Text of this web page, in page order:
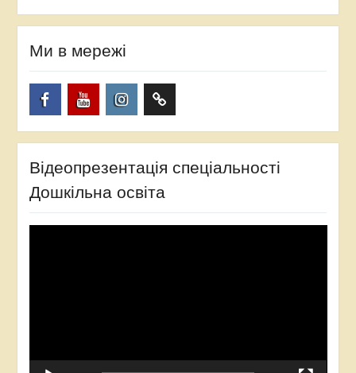
Ми в мережі
Відеопрезентація спеціальності
Дошкільна освіта